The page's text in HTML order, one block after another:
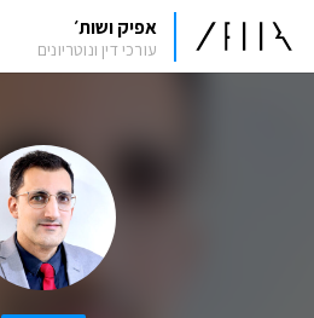
אפיק ושות׳
עורכי דין ונוטריונים